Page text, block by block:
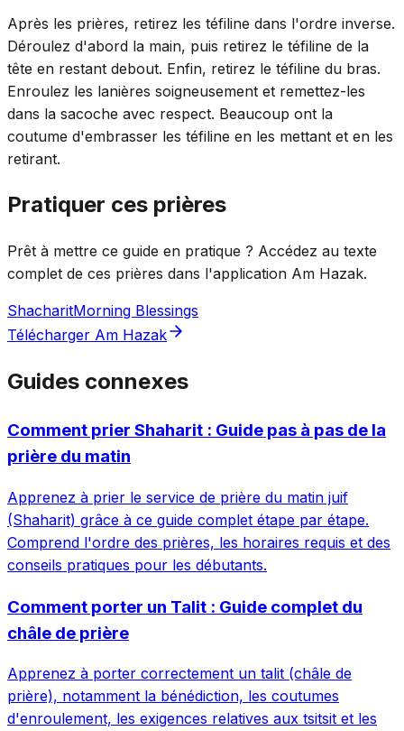
Après les prières, retirez les téfiline dans l'ordre inverse.
Déroulez d'abord la main, puis retirez le téfiline de la
tête en restant debout. Enfin, retirez le téfiline du bras.
Enroulez les lanières soigneusement et remettez-les
dans la sacoche avec respect. Beaucoup ont la
coutume d'embrasser les téfiline en les mettant et en les
retirant.
Pratiquer ces prières
Prêt à mettre ce guide en pratique ? Accédez au texte
complet de ces prières dans l'application Am Hazak.
ShacharitMorning Blessings
Télécharger Am Hazak
Guides connexes
Comment prier Shaharit : Guide pas à pas de la
prière du matin
Apprenez à prier le service de prière du matin juif
(Shaharit) grâce à ce guide complet étape par étape.
Comprend l'ordre des prières, les horaires requis et des
conseils pratiques pour les débutants.
Comment porter un Talit : Guide complet du
châle de prière
Apprenez à porter correctement un talit (châle de
prière), notamment la bénédiction, les coutumes
d'enroulement, les exigences relatives aux tsitsit et les